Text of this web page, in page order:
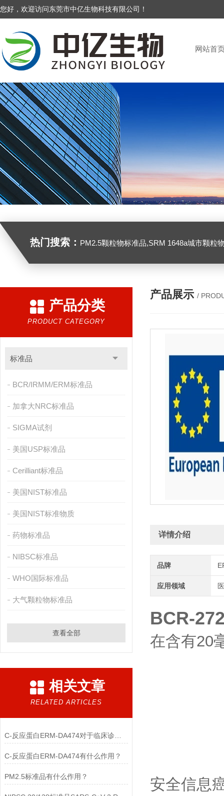
您好，欢迎访问东莞市中亿生物科技有限公司！
网站首
热门搜索： PM2.5颗粒物标准品,SRM 1648a城市颗粒物,SRM 1649B
产品分类
PRODUCT CATEGORY
标准品
BCR/IRMM/ERM标准品
加拿大NRC标准品
SIGMA试剂
美国USP标准品
Cerilliant标准品
美国NIST标准品
美国NIST标准物质
药物标准品
NIBSC标准品
WHO国际标准品
大气颗粒物标准品
查看全部
相关文章
RELATED ARTICLES
C-反应蛋白ERM-DA474对于临床诊断至关重要
C-反应蛋白ERM-DA474有什么作用？
PM2.5标准品有什么作用？
产品展示 /
详情介绍
品牌
应用领域
BCR-
在含有20
安全信息